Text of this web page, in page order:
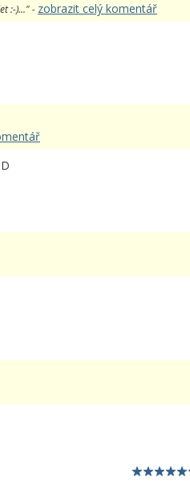
:-)..." - zobrazit celý komentář